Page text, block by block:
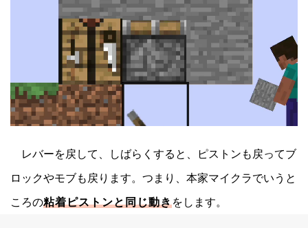
レバーを戻して、しばらくすると、ピストンも戻ってブ
ロックやモブも戻ります。つまり、本家マイクラでいうと
ころの粘着ピストンと同じ動きをします。